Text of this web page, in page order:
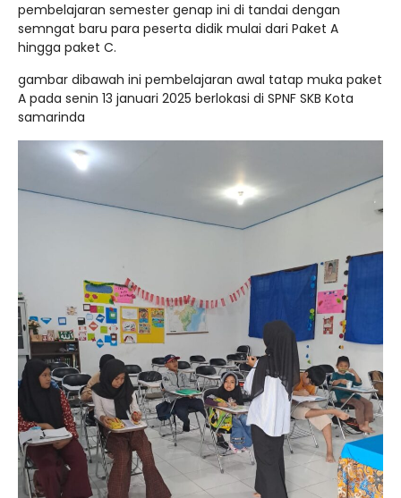
pembelajaran semester genap ini di tandai dengan
semngat baru para peserta didik mulai dari Paket A
hingga paket C.
gambar dibawah ini pembelajaran awal tatap muka paket
A pada senin 13 januari 2025 berlokasi di SPNF SKB Kota
samarinda